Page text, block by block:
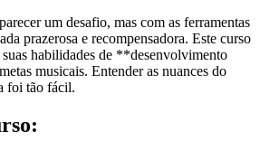
um desafio, mas com as ferramentas
prazerosa e recompensadora. Este curso
habilidades de **desenvolvimento
musicais. Entender as nuances do
foi tão fácil.